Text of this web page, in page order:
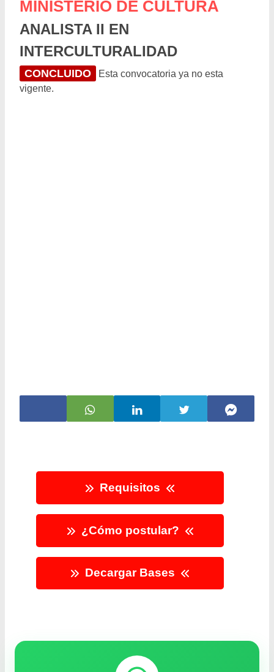
MINISTERIO DE CULTURA
ANALISTA II EN
INTERCULTURALIDAD
CONCLUIDO
Esta convocatoria ya no esta
vigente.
Requisitos
¿Cómo postular?
Decargar Bases